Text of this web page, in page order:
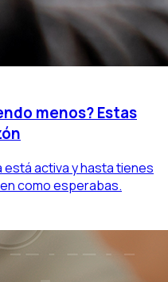
menos? Estas
activa y hasta tienes
como esperabas.